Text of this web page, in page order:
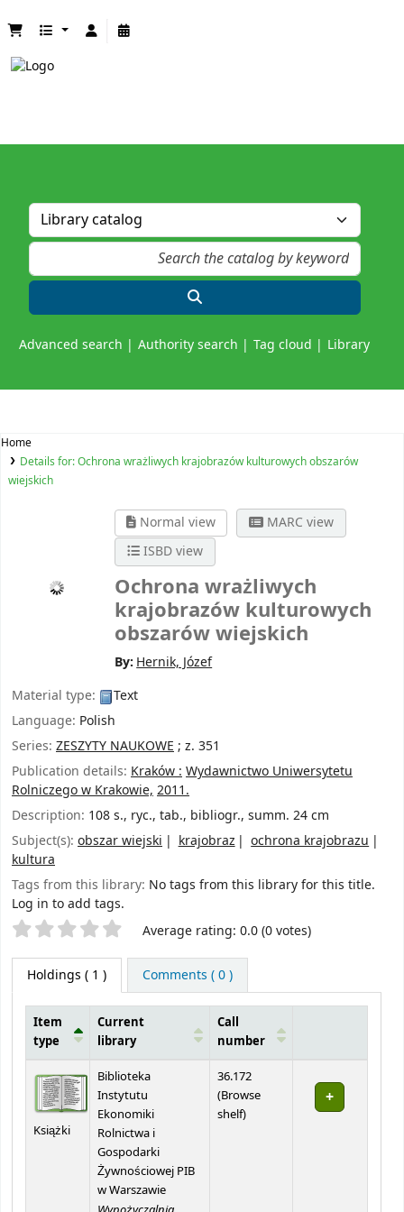
Advanced search Authority search Tag cloud Library
Home
Details for:Ochrona wrażliwych krajobrazów kulturowych obszarów
wiejskich
Normal view
MARC view
ISBD view
Ochrona wrażliwych
krajobrazów kulturowych
obszarów wiejskich
By: Hernik, Józef
Material type:
Text
Language: Polish
Series: ZESZYTY NAUKOWE; z. 351
Publication details: Kraków :Wydawnictwo Uniwersytetu
Rolniczego w Krakowie,2011.
Description: 108 s., ryc., tab., bibliogr., summ. 24 cm
Subject(s): obszar wiejski krajobraz
ochrona krajobrazu
kultura
Tags from this library: No tags from this library for this title.
Log in to add tags.
Star ratings Average rating: 0.0 (0 votes)
Holdings ( 1 ) Comments ( 0 )
Item
type
Current
library
Call
number
Książki
Biblioteka
Instytutu
Ekonomiki
Rolnictwa i
Gospodarki
Żywnościowej PIB
w Warszawie
36.172
(Browse
shelf(Opens below)
)